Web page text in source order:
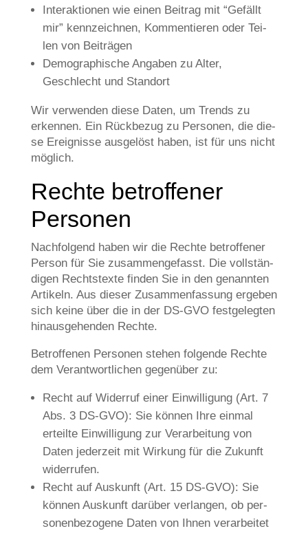
Inter­ak­tio­nen wie einen Bei­trag mit “Gefällt
mir” kenn­zeich­nen, Kom­men­tie­ren oder Tei­
len von Beiträgen
Demo­gra­phi­sche Anga­ben zu Alter,
Geschlecht und Standort
Wir ver­wen­den die­se Daten, um Trends zu
erken­nen. Ein Rück­be­zug zu Per­so­nen, die die­
se Ereig­nis­se aus­ge­löst haben, ist für uns nicht
möglich.
Rech­te betrof­fe­ner
Personen
Nach­fol­gend haben wir die Rech­te betrof­fe­ner
Per­son für Sie zusam­men­ge­fasst. Die voll­stän­
di­gen Rechts­tex­te fin­den Sie in den genann­ten
Arti­keln. Aus die­ser Zusam­men­fas­sung erge­ben
sich kei­ne über die in der DS-GVO fest­ge­leg­ten
hin­aus­ge­hen­den Rechte.
Betrof­fe­nen Per­so­nen ste­hen fol­gen­de Rech­te
dem Ver­ant­wort­li­chen gegen­über zu:
Recht auf Wider­ruf einer Ein­wil­li­gung (Art. 7
Abs. 3 DS-GVO): Sie kön­nen Ihre ein­mal
erteil­te Ein­wil­li­gung zur Ver­ar­bei­tung von
Daten jeder­zeit mit Wir­kung für die Zukunft
widerrufen.
Recht auf Aus­kunft (Art. 15 DS-GVO): Sie
kön­nen Aus­kunft dar­über ver­lan­gen, ob per­
so­nen­be­zo­ge­ne Daten von Ihnen ver­ar­bei­tet